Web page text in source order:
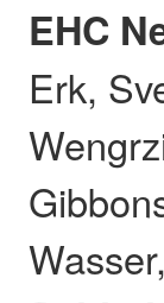
EHC
Erk,